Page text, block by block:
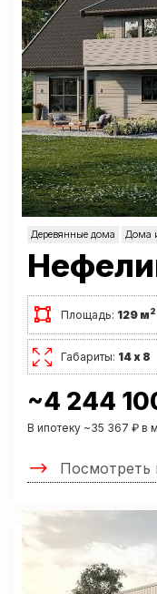
Деревянные дома Дома
Площадь: 129 м2
Габариты: 14 х 8
~4 244
В ипотеку ~35 367 ₽ в
Посмотреть